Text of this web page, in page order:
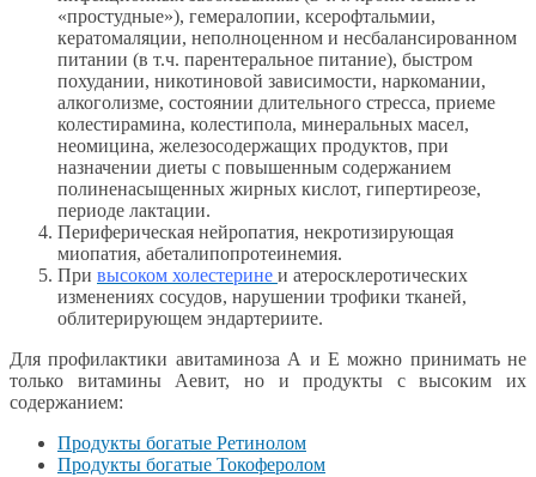
«простудные»), гемералопии, ксерофтальмии,
кератомаляции, неполноценном и несбалансированном
питании (в т.ч. парентеральное питание), быстром
похудании, никотиновой зависимости, наркомании,
алкоголизме, состоянии длительного стресса, приеме
колестирамина, колестипола, минеральных масел,
неомицина, железосодержащих продуктов, при
назначении диеты с повышенным содержанием
полиненасыщенных жирных кислот, гипертиреозе,
периоде лактации.
Периферическая нейропатия, некротизирующая
миопатия, абеталипопротеинемия.
При высоком холестерине и атеросклеротических
изменениях сосудов, нарушении трофики тканей,
облитерирующем эндартериите.
Для профилактики авитаминоза А и Е можно принимать не
только витамины Аевит, но и продукты с высоким их
содержанием:
Продукты богатые Ретинолом
Продукты богатые Токоферолом